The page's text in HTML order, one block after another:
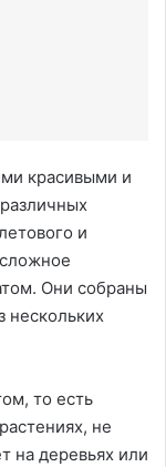
красивыми и
и
Они собраны
нескольких
то есть
не
на деревьях или